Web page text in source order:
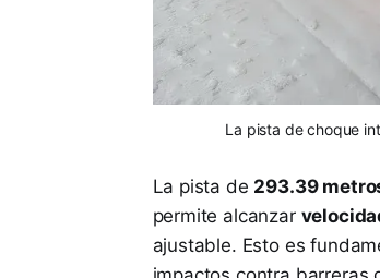
La pista de choque
La pista de 293.39
permite alcanzar
ajustable. Esto es